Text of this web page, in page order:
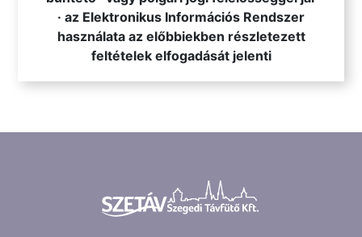
· az Elektronikus Információs Rendszer
használata az előbbiekben részletezett
feltételek elfogadását jelenti